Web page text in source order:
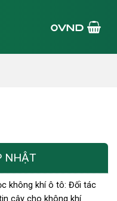
0VND
NHẬT
không khí ô tô: Đối tác
cậy cho không khí